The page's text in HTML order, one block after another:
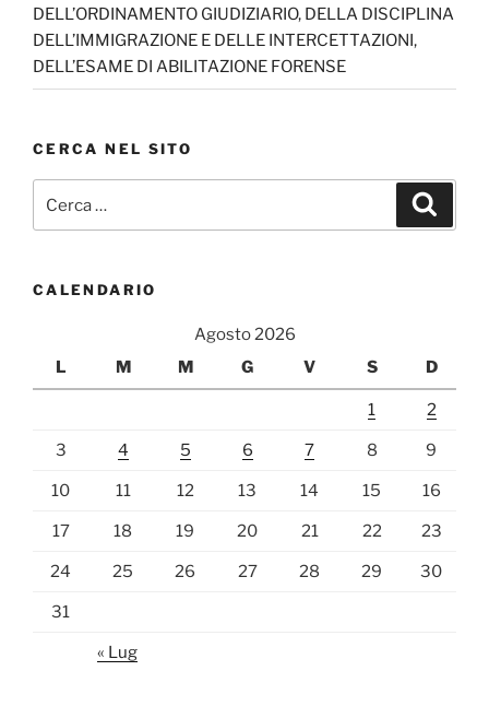
DELL’ORDINAMENTO GIUDIZIARIO, DELLA DISCIPLINA
DELL’IMMIGRAZIONE E DELLE INTERCETTAZIONI,
DELL’ESAME DI ABILITAZIONE FORENSE
CERCA NEL SITO
CALENDARIO
Agosto 2026
L
M M G V S D
1 2
3 4 5 6 7 8 9
10 11 12 13 14 15 16
17 18 19 20 21 22 23
24 25 26 27 28 29 30
31
« Lug